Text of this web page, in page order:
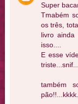
Super
Tmabém
os três,
livro ainda
isso....
E esse
também